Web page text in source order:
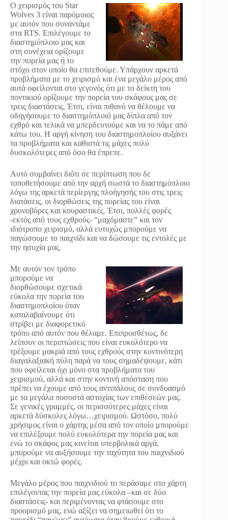
Ο χειρισμός του Star
Wolves 3 είναι παρόμοιος
με αυτόν που συναντάμε
στα RTS. Επιλέγουμε το
διαστημόπλοιο μας και
στη συνέχεια ορίζουμε
την πορεία μας ή το
στόχο στον οποίο θα επιτεθούμε. Υπάρχουν αρκετά
προβλήματα με το χειρισμό και ένα μεγάλο μέρος από
αυτά οφείλονται στο γεγονός ότι με το δείκτη του
ποντικιού ορίζουμε την πορεία του σκάφους μας σε
τρεις διαστάσεις. Έτσι, είναι πιθανό να θέλουμε να
οδηγήσουμε το διαστημόπλοιό μας δίπλα από τον
εχθρό και τελικά να μπερδευτούμε και να το πάμε από
κάτω του. Η αργή κίνηση του διαστημοπλοίου αυξάνει
τα προβλήματα και καθιστά τις μάχες πολύ
δυσκολότερες από όσο θα έπρεπε.
Αυτό συμβαίνει διότι σε περίπτωση που δε
τοποθετήσουμε από την αρχή σωστά το διαστημόπλοιο
λόγω της αρκετά περίεργης πλοήγησής του στις τρεις
διατάσεις, οι διορθώσεις της πορείας του είναι
χρονοβόρες και κουραστικές. Έτσι, πολλές φορές
-εκτός από τους εχθρούς- “μαχόμαστε” και τον
ιδιότροπο χειρισμό, αλλά ευτυχώς μπορούμε να
παγώσουμε το παιχνίδι και να δώσουμε τις εντολές με
την ησυχία μας.
Με αυτόν τον τρόπο
μπορούμε να
διορθώσουμε σχετικά
εύκολα την πορεία του
διαστημοπλοίου όταν
καταλαβαίνουμε ότι
στρίβει με διαφορετικό
τρόπο από αυτόν που θέλαμε. Επιπροσθέτως, δε
λείπουν οι περιπτώσεις που είναι ευκολότερο να
τρέξουμε μακριά από τους εχθρούς στην κοντινότερη
διαγαλαξιακή πύλη παρά να τους σημαδέψουμε, κάτι
που οφείλεται όχι μόνο στα προβλήματα του
χειρισμού, αλλά και στην κοντινή απόσταση που
πρέπει να έχουμε από τους αντιπάλους σε συνδυασμό
με τα μεγάλα ποσοστά αστοχίας των επιθέσεών μας.
Σε γενικές γραμμές, οι περισσότερες μάχες είναι
αρκετά δύσκολες λόγω…χειρισμού. Ωστόσο, πολύ
χρήσιμος είναι ο χάρτης μέσα από τον οποίο μπορούμε
να επιλέξουμε πολύ ευκολότερα την πορεία μας και
ενώ το σκάφος μας κινείται υπερβολικά αργά,
μπορούμε να αυξήσουμε την ταχύτητα του παιχνιδιού
μέχρι και οκτώ φορές.
Μεγάλο μέρος που παιχνιδιού το περάσαμε στο χάρτη
επιλέγοντας την πορεία μας εύκολα –και σε δύο
διαστάσεις- και περιμένοντας να φτάσουμε στο
προορισμό μας, ενώ αξίζει να σημειωθεί ότι το